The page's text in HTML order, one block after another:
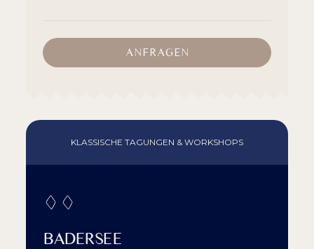
ANFRAGEN
KLASSISCHE TAGUNGEN & WORKSHOPS
BADERSEE